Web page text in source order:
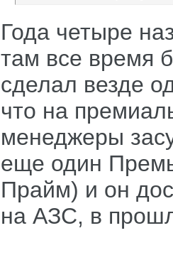
Года четыре
там все время
сделал везде
что на
менеджеры
еще один
Прайм) и он
на АЗС, в